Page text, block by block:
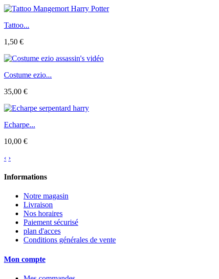
Tattoo...
1,50 €
Costume ezio...
35,00 €
Echarpe...
10,00 €
‹ ›
Informations
Notre magasin
Livraison
Nos horaires
Paiement sécurisé
plan d'acces
Conditions générales de vente
Mon compte